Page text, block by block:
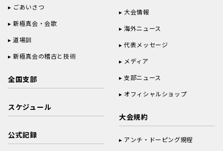
ごあいさつ
新極真会・会歌
道場訓
新極真会の稽古と技術
全国支部
スケジュール
公式記録
大会情報
海外ニュース
代表メッセージ
メディア
支部ニュース
オフィシャルショップ
大会規約
アンチ・ドーピング規程